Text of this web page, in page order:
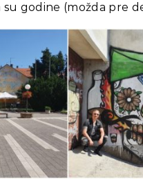
godine (možda pre